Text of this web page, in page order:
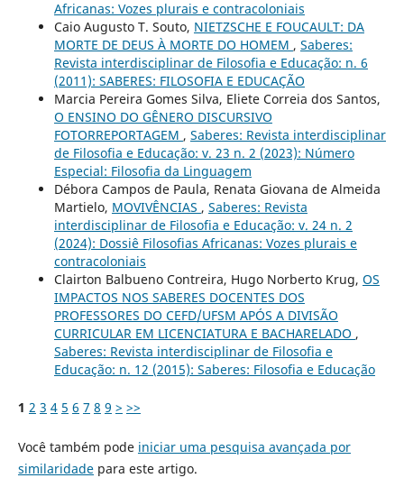
Africanas: Vozes plurais e contracoloniais
Caio Augusto T. Souto, NIETZSCHE E FOUCAULT: DA
MORTE DE DEUS À MORTE DO HOMEM , Saberes:
Revista interdisciplinar de Filosofia e Educação: n. 6
(2011): SABERES: FILOSOFIA E EDUCAÇÃO
Marcia Pereira Gomes Silva, Eliete Correia dos Santos,
O ENSINO DO GÊNERO DISCURSIVO
FOTORREPORTAGEM , Saberes: Revista interdisciplinar
de Filosofia e Educação: v. 23 n. 2 (2023): Número
Especial: Filosofia da Linguagem
Débora Campos de Paula, Renata Giovana de Almeida
Martielo, MOVIVÊNCIAS , Saberes: Revista
interdisciplinar de Filosofia e Educação: v. 24 n. 2
(2024): Dossiê Filosofias Africanas: Vozes plurais e
contracoloniais
Clairton Balbueno Contreira, Hugo Norberto Krug, OS
IMPACTOS NOS SABERES DOCENTES DOS
PROFESSORES DO CEFD/UFSM APÓS A DIVISÃO
CURRICULAR EM LICENCIATURA E BACHARELADO ,
Saberes: Revista interdisciplinar de Filosofia e
Educação: n. 12 (2015): Saberes: Filosofia e Educação
1 2 3 4 5 6 7 8 9 > >>
Você também pode iniciar uma pesquisa avançada por
similaridadepara este artigo.